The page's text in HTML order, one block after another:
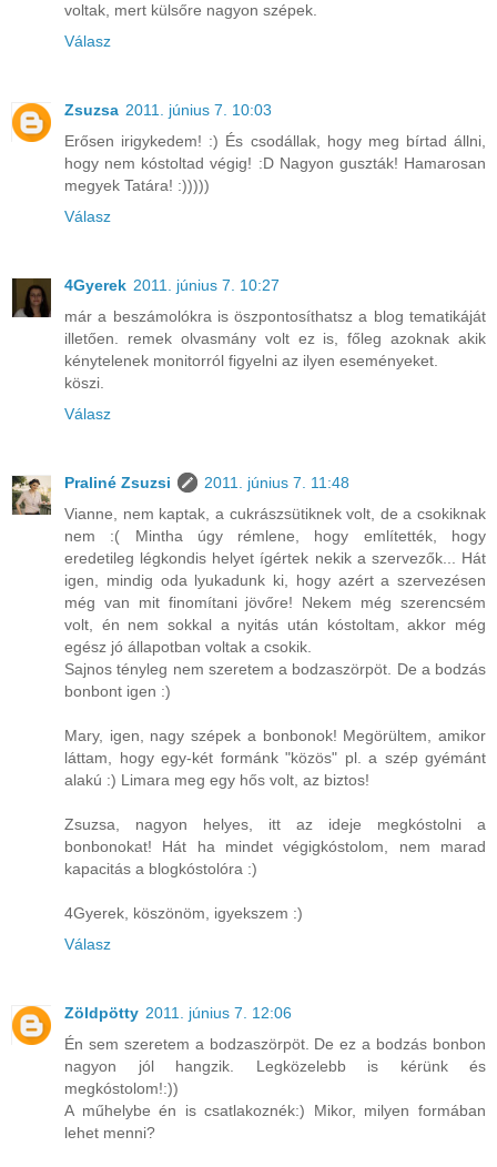
voltak, mert külsőre nagyon szépek.
Válasz
Zsuzsa 2011. június 7. 10:03
Erősen irigykedem! :) És csodállak, hogy meg bírtad állni,
hogy nem kóstoltad végig! :D Nagyon guszták! Hamarosan
megyek Tatára! :)))))
Válasz
4Gyerek 2011. június 7. 10:27
már a beszámolókra is öszpontosíthatsz a blog tematikáját
illetően. remek olvasmány volt ez is, főleg azoknak akik
kénytelenek monitorról figyelni az ilyen eseményeket.
köszi.
Válasz
Praliné Zsuzsi
2011. június 7. 11:48
Vianne, nem kaptak, a cukrászsütiknek volt, de a csokiknak
nem :( Mintha úgy rémlene, hogy említették, hogy
eredetileg légkondis helyet ígértek nekik a szervezők... Hát
igen, mindig oda lyukadunk ki, hogy azért a szervezésen
még van mit finomítani jövőre! Nekem még szerencsém
volt, én nem sokkal a nyitás után kóstoltam, akkor még
egész jó állapotban voltak a csokik.
Sajnos tényleg nem szeretem a bodzaszörpöt. De a bodzás
bonbont igen :)
Mary, igen, nagy szépek a bonbonok! Megörültem, amikor
láttam, hogy egy-két formánk "közös" pl. a szép gyémánt
alakú :) Limara meg egy hős volt, az biztos!
Zsuzsa, nagyon helyes, itt az ideje megkóstolni a
bonbonokat! Hát ha mindet végigkóstolom, nem marad
kapacitás a blogkóstolóra :)
4Gyerek, köszönöm, igyekszem :)
Válasz
Zöldpötty 2011. június 7. 12:06
Én sem szeretem a bodzaszörpöt. De ez a bodzás bonbon
nagyon jól hangzik. Legközelebb is kérünk és
megkóstolom!:))
A műhelybe én is csatlakoznék:) Mikor, milyen formában
lehet menni?